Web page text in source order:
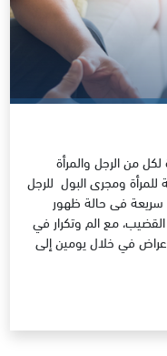
من الرجل والمرأة
ومجرى البول للرجل
سريعة فى حالة ظهور
مع الم وتكرار في
في خلال يومين إلى